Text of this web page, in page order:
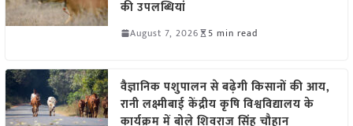
की उपलब्धियां
August 7, 2026 5 min read
वैज्ञानिक पशुपालन से बढ़ेगी किसानों की आय,
रानी लक्ष्मीबाई केंद्रीय कृषि विश्वविद्यालय के
कार्यक्रम में बोले शिवराज सिंह चौहान